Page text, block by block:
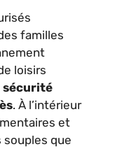
familles
loisirs
sécurité
. À l’intérieur
et
que